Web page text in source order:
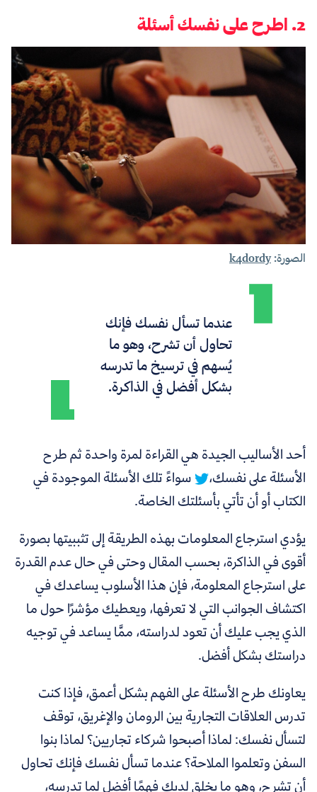
2. اطرح على نفسك أسئلة
الصورة:k4dordy
عندما تسأل نفسك فإنك
تحاول أن تشرح، وهو ما
يُسهم في ترسيخ ما تدرسه
بشكل أفضل في الذاكرة.
أحد الأساليب الجيدة هي القراءة لمرة واحدة ثم طرح
الأسئلة على نفسك،
سواءً تلك الأسئلة الموجودة في
الكتاب أو أن تأتي بأسئلتك الخاصة.
يؤدي استرجاع المعلومات بهذه الطريقة إلى تثببيتها بصورة
أقوى في الذاكرة، بحسب المقال وحتى في حال عدم القدرة
على استرجاع المعلومة، فإن هذا الأسلوب يساعدك في
اكتشاف الجوانب التي لا تعرفها، ويعطيك مؤشرًا حول ما
الذي يجب عليك أن تعود لدراسته، ممَّا يساعد في توجيه
دراستك بشكل أفضل.
يعاونك طرح الأسئلة على الفهم بشكل أعمق، فإذا كنت
تدرس العلاقات التجارية بين الرومان والإغريق، توقف
لتسأل نفسك: لماذا أصبحوا شركاء تجاريين؟ لماذا بنوا
السفن وتعلموا الملاحة؟عندما تسأل نفسك فإنك تحاول
أن تشرح، وهو ما يخلق لديك فهمًا أفضل لِما تدرسه،